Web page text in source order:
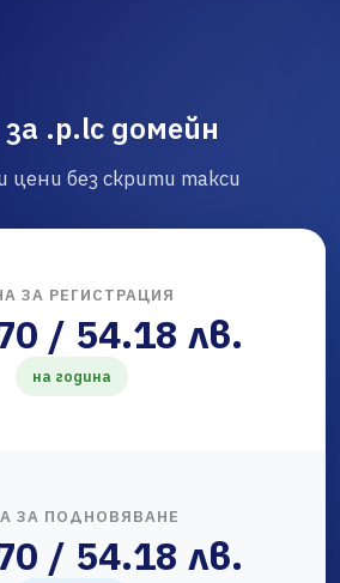
.p.lc домейн
цени без скрити такси
ЗА РЕГИСТРАЦИЯ
/ 54.18 лв.
на година
ЗА ПОДНОВЯВАНЕ
/ 54.18 лв.